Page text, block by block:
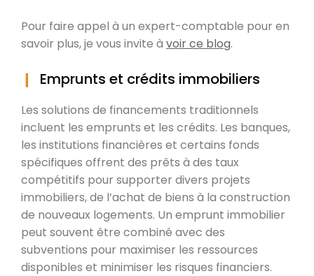
Pour faire appel à un expert-comptable pour en
savoir plus, je vous invite à voir ce blog.
Emprunts et crédits immobiliers
Les solutions de financements traditionnels
incluent les emprunts et les crédits. Les banques,
les institutions financières et certains fonds
spécifiques offrent des prêts à des taux
compétitifs pour supporter divers projets
immobiliers, de l’achat de biens à la construction
de nouveaux logements. Un emprunt immobilier
peut souvent être combiné avec des
subventions pour maximiser les ressources
disponibles et minimiser les risques financiers.